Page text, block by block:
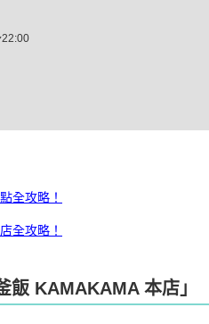
22:00
全攻略！
全攻略！
飯 KAMAKAMA 本店」